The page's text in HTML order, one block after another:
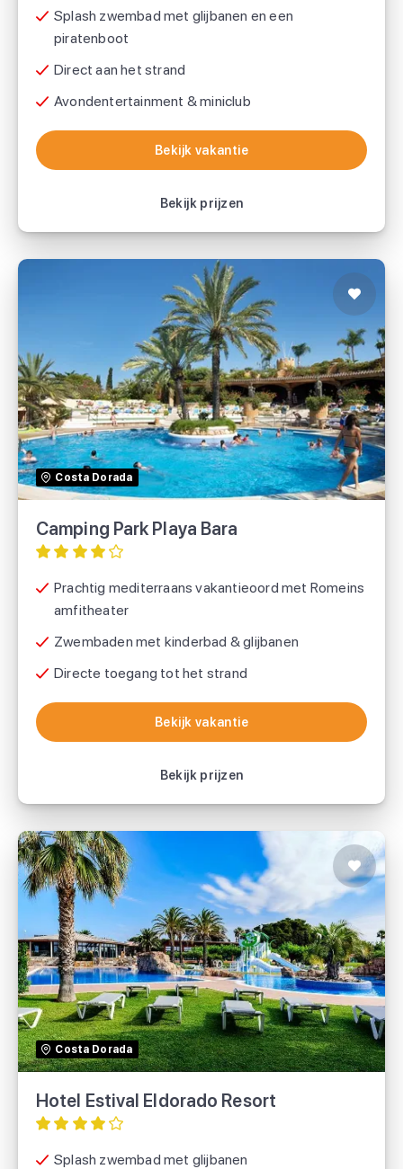
Splash zwembad met glijbanen en een
piratenboot
Direct aan het strand
Avondentertainment & miniclub
Bekijk vakantie
Bekijk prijzen
Bekijk vakantie
Costa Dorada
Camping Park Playa Bara
Prachtig mediterraans vakantieoord met Romeins
amfitheater
Zwembaden met kinderbad & glijbanen
Directe toegang tot het strand
Bekijk vakantie
Bekijk prijzen
Camping Park Playa Bara
Eurocamp
Bekijk vakantie
Costa Dorada
Hotel Estival Eldorado Resort
Splash zwembad met glijbanen
Hotel Estival Eldorado Resort
TUI